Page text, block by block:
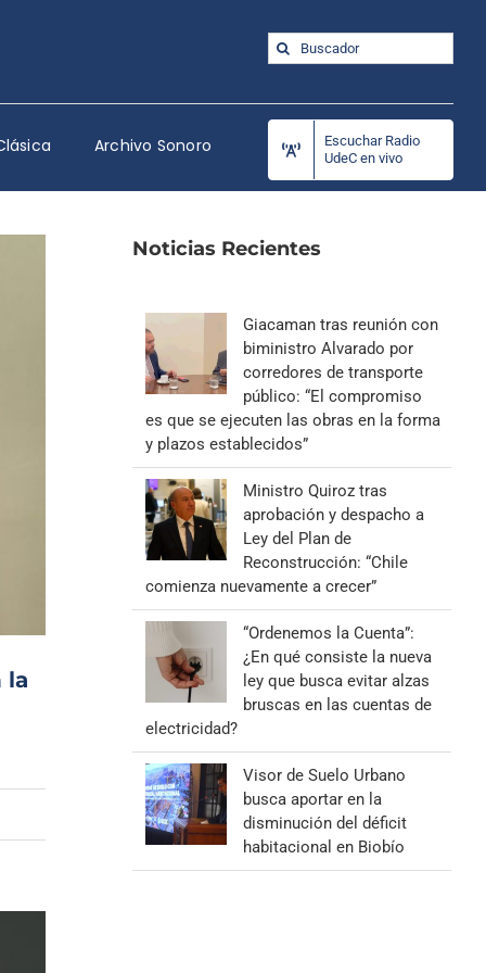
Buscar:
Archivo Sonoro
Escuchar Radio
UdeC en vivo
la
Noticias Recientes
Giacaman tras reunión con
biministro Alvarado por
corredores de transporte
público: “El compromiso
es que se ejecuten las obras en la forma
y plazos establecidos”
Ministro Quiroz tras
aprobación y despacho a
Ley del Plan de
Reconstrucción: “Chile
comienza nuevamente a crecer”
“Ordenemos la Cuenta”:
¿En qué consiste la nueva
ley que busca evitar alzas
bruscas en las cuentas de
electricidad?
Visor de Suelo Urbano
busca aportar en la
disminución del déficit
habitacional en Biobío